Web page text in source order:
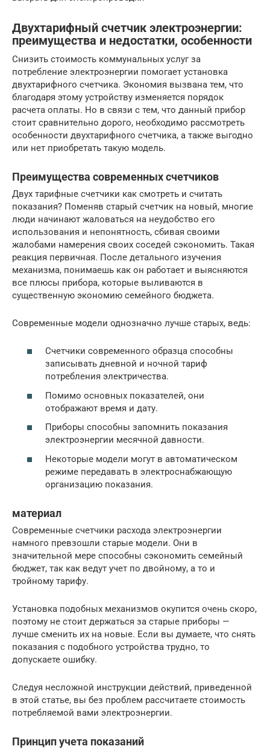
Двухтарифный счетчик электроэнергии:
преимущества и недостатки, особенности
Снизить стоимость коммунальных услуг за
потребление электроэнергии помогает установка
двухтарифного счетчика. Экономия вызвана тем, что
благодаря этому устройству изменяется порядок
расчета оплаты. Но в связи с тем, что данный прибор
стоит сравнительно дорого, необходимо рассмотреть
особенности двухтарифного счетчика, а также выгодно
или нет приобретать такую модель.
Преимущества современных счетчиков
Двух тарифные счетчики как смотреть и считать
показания? Поменяв старый счетчик на новый, многие
люди начинают жаловаться на неудобство его
использования и непонятность, сбивая своими
жалобами намерения своих соседей сэкономить. Такая
реакция первичная. После детального изучения
механизма, понимаешь как он работает и выясняются
все плюсы прибора, которые выливаются в
существенную экономию семейного бюджета.
Современные модели однозначно лучше старых, ведь:
Счетчики современного образца способны
записывать дневной и ночной тариф
потребления электричества.
Помимо основных показателей, они
отображают время и дату.
Приборы способны запомнить показания
электроэнергии месячной давности.
Некоторые модели могут в автоматическом
режиме передавать в электроснабжающую
организацию показания.
материал
Современные счетчики расхода электроэнергии
намного превзошли старые модели. Они в
значительной мере способны сэкономить семейный
бюджет, так как ведут учет по двойному, а то и
тройному тарифу.
Установка подобных механизмов окупится очень скоро,
поэтому не стоит держаться за старые приборы —
лучше сменить их на новые. Если вы думаете, что снять
показания с подобного устройства трудно, то
допускаете ошибку.
Следуя несложной инструкции действий, приведенной
в этой статье, вы без проблем рассчитаете стоимость
потребляемой вами электроэнергии.
Принцип учета показаний